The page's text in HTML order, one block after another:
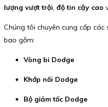
lượng vượt trội, độ tin cậy cao
Chúng tôi chuyên cung cấp
bao gồm:
Vòng bi Dodge
Khớp nối Dodge
Bộ giảm tốc Dodge